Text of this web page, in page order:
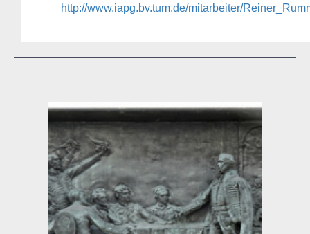
http://www.iapg.bv.tum.de/mitarbeiter/